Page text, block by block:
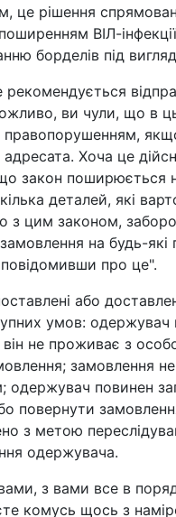
це рішення
ВІЛ-
борделів під
рекомендується
ви чули, що в
правопорушенням,
Хоча це
закон поширюється
кілька деталей, які
з цим законом,
на будь-які
про це".
або
умов: одержувач
не проживає з
замовлення
одержувач повинен
повернути
з метою
одержувача.
з вами все в
комусь щось з